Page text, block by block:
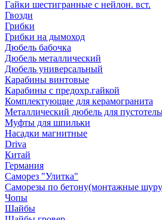
Гайки шестигранные с нейлон. вст.
Гвозди
Грибки
Грибки на дымоход
Дюбель бабочка
Дюбель металлический
Дюбель универсальный
Карабины винтовые
Карабины с предохр.гайкой
Комплектующие для керамогранита
Металлический дюбель для
Муфты для шпильки
Насадки магнитные
Driva
Китай
Германия
Саморез "Улитка"
Саморезы по бетону(монтажные
Чопы
Шайбы